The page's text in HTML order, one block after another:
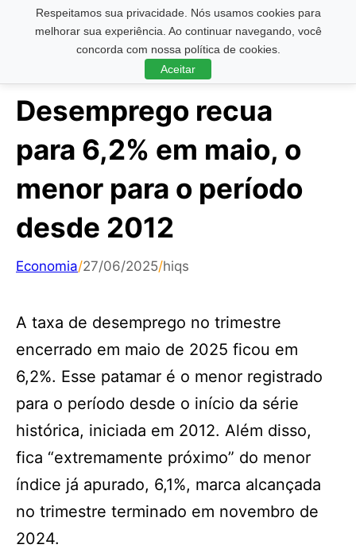
Respeitamos sua privacidade. Nós usamos cookies para
melhorar sua experiência. Ao continuar navegando, você
concorda com nossa política de cookies.
Aceitar
Pesquisar ...
Desemprego recua
para 6,2% em maio, o
menor para o período
desde 2012
Economia/27/06/2025/hiqs
A taxa de desemprego no trimestre
encerrado em maio de 2025 ficou em
6,2%. Esse patamar é o menor registrado
para o período desde o início da série
histórica, iniciada em 2012. Além disso,
fica “extremamente próximo” do menor
índice já apurado, 6,1%, marca alcançada
no trimestre terminado em novembro de
2024.